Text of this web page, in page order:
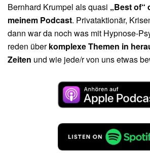
Bernhard Krumpel als quasi „Best of“
meinem Podcast. Privataktionär,
dann war da noch was mit Hypnose-
reden überkomplexe Themen in
Zeiten und wie jede/r von uns etwas